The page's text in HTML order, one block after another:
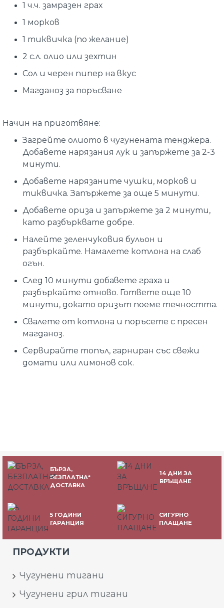
1 ч.ч. замразен грах
1 морков
1 тиквичка (по желание)
2 с.л. олио или зехтин
Сол и черен пипер на вкус
Магданоз за поръсване
Начин на приготвяне:
Загрейте олиото в чугунената тенджера.
Добавете нарязания лук и запържете за 2-3
минути.
Добавете нарязаните чушки, морков и
тиквичка. Запържете за още 5 минути.
Добавете ориза и запържете за 2 минути,
като разбърквате добре.
Налейте зеленчуковия бульон и
разбъркайте. Намалете котлона на слаб
огън.
След 10 минути добавете граха и
разбъркайте отново. Гответе още 10
минути, докато оризът поеме течността.
Свалете от котлона и поръсете с пресен
магданоз.
Сервирайте топъл, гарниран със свежи
домати или лимонов сок.
БЪРЗА,
БЕЗПЛАТНА*
ДОСТАВКА
14 ДНИ ЗА
ВРЪЩАНЕ
5 ГОДИНИ
ГАРАНЦИЯ
СИГУРНО
ПЛАЩАНЕ
ПРОДУКТИ
Чугунени тигани
Чугунени грил тигани